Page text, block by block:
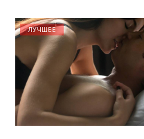
ЛУЧШЕЕ